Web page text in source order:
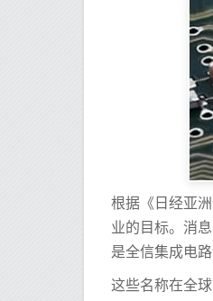
根据《日经亚
业的目标。消
是全信集成电
这些名称在全